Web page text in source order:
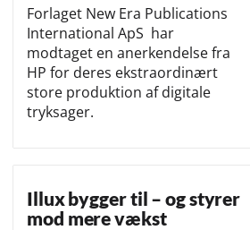
Forlaget New Era Publications
International ApS har
modtaget en anerkendelse fra
HP for deres ekstraordinært
store produktion af digitale
tryksager.
Illux bygger til – og styrer
mod mere vækst